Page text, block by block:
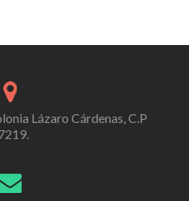
Lázaro Cárdenas, C.P